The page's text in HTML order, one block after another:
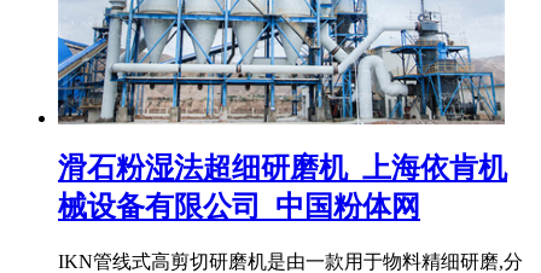
滑石粉湿法超细研磨机_上海依肯机
械设备有限公司_中国粉体网
IKN管线式高剪切研磨机是由一款用于物料精细研磨,分